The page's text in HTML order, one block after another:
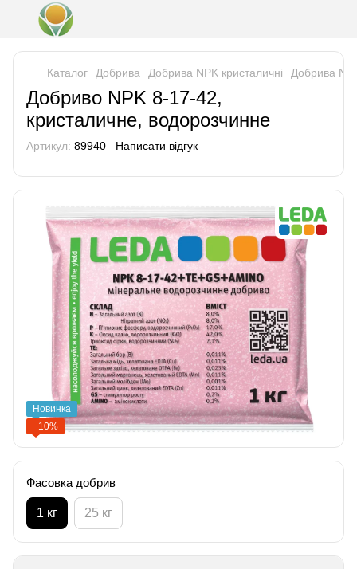
Каталог Добрива Добрива NPK кристаличні Добрива
Добриво NPK 8-17-42,
кристаличне, водорозчинне
Артикул: 89940 Написати відгук
Новинка
−10%
Фасовка добрив
1 кг 25 кг